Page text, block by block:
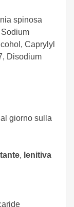
spinosa
Caprylyl
Disodium
giorno sulla
, lenitiva